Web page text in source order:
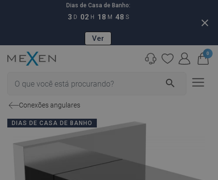
Dias de Casa de Banho:
3 D 02 H 18 M 47 S
Ver
close
search
0
Conexões angulares
DIAS DE CASA DE BANHO